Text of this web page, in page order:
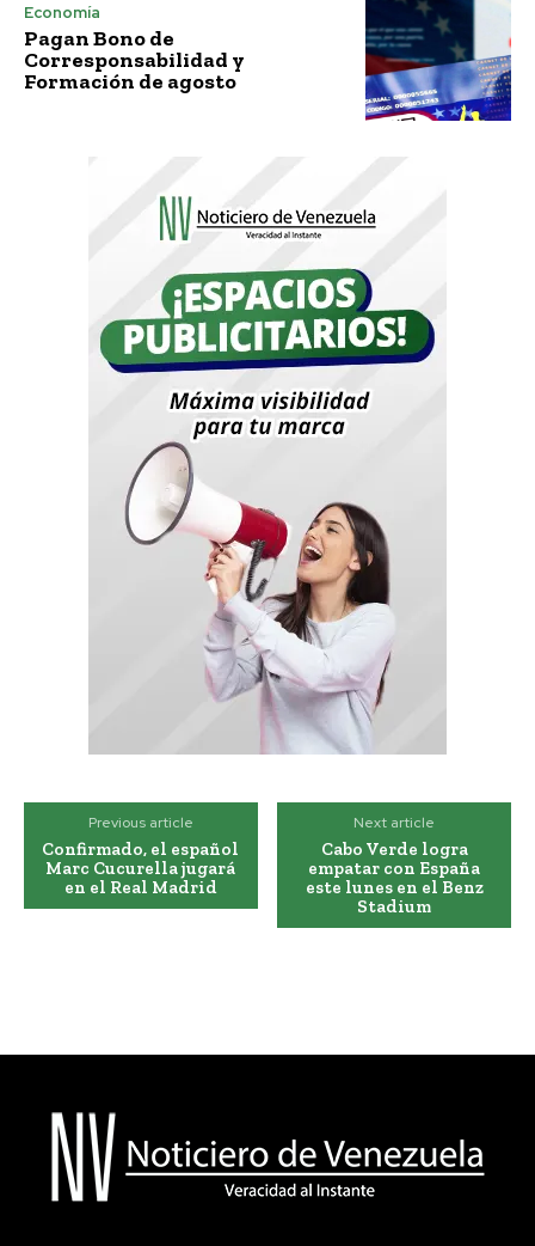
Economía
Pagan Bono de
Corresponsabilidad y
Formación de agosto
Previous article
Confirmado, el español
Marc Cucurella jugará
en el Real Madrid
Next article
Cabo Verde logra
empatar con España
este lunes en el Benz
Stadium